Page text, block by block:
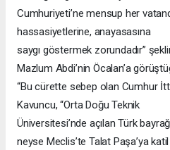
Cumhuriyeti’ne mensup her
hassasiyetlerine, anayasasına
saygı göstermek zorundadır”
Mazlum Abdi’nin Öcalan’a
“Bu cürette sebep olan Cumhur
Kavuncu, “Orta Doğu Teknik
Üniversitesi’nde açılan Türk
neyse Meclis’te Talat Paşa’ya katil